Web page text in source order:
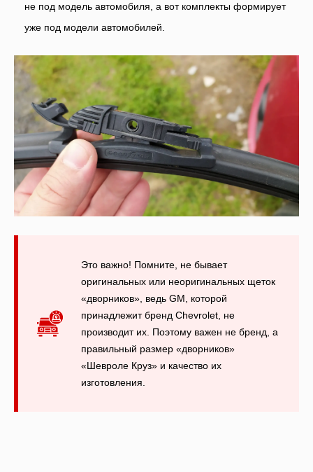
не под модель автомобиля, а вот комплекты формирует
уже под модели автомобилей.
Это важно! Помните, не бывает
оригинальных или неоригинальных щеток
«дворников», ведь GM, которой
принадлежит бренд Chevrolet, не
производит их. Поэтому важен не бренд, а
правильный размер «дворников»
«Шевроле Круз» и качество их
изготовления.